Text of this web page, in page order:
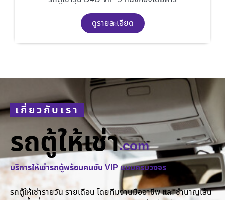
ดูรายละเอียด
เกี่ยวกับเรา
รถตู้ให้เช่า.com
บริการให้เช่ารถตู้พร้อมคนขับ VIP แบบครบวงจร
รถตู้ให้เช่ารายวัน รายเดือน โดยทีมงานมืออาชีพ และ ชำนาญเส้น